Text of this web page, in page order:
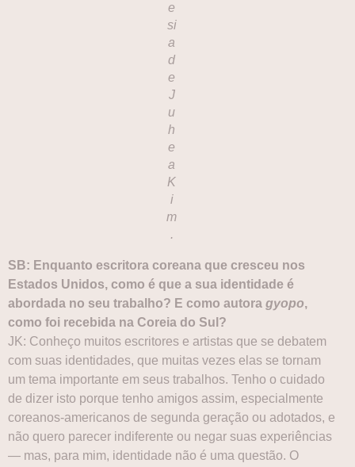
e
si
a
d
e
J
u
h
e
a
K
i
m
.
SB: Enquanto escritora coreana que cresceu nos
Estados Unidos, como é que a sua identidade é
abordada no seu trabalho? E como autora gyopo,
como foi recebida na Coreia do Sul?
JK: Conheço muitos escritores e artistas que se debatem
com suas identidades, que muitas vezes elas se tornam
um tema importante em seus trabalhos. Tenho o cuidado
de dizer isto porque tenho amigos assim, especialmente
coreanos-americanos de segunda geração ou adotados, e
não quero parecer indiferente ou negar suas experiências
— mas, para mim, identidade não é uma questão. O